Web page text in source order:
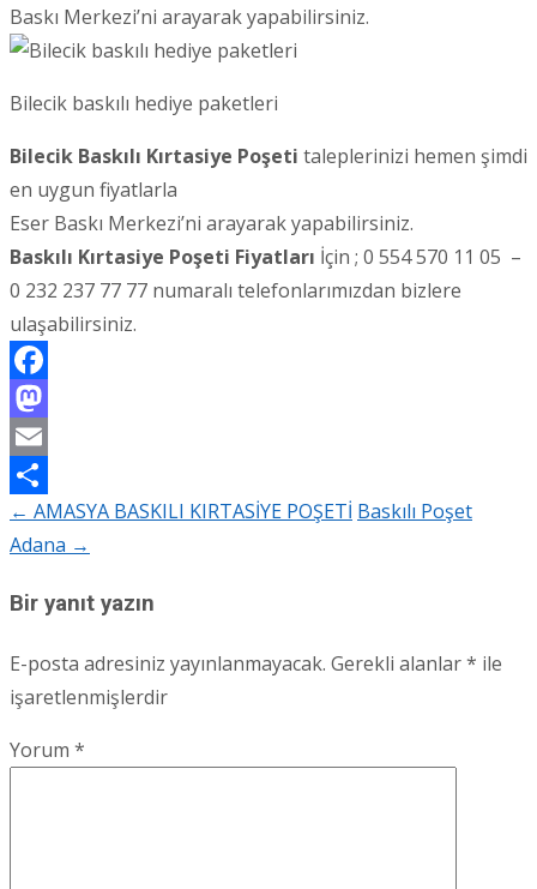
Baskı Merkezi’ni arayarak yapabilirsiniz.
Bilecik baskılı hediye paketleri
Bilecik Baskılı Kırtasiye Poşeti taleplerinizi hemen şimdi
en uygun fiyatlarla
Eser Baskı Merkezi’ni arayarak yapabilirsiniz.
Baskılı Kırtasiye Poşeti Fiyatları İçin ; 0 554 570 11 05 –
0 232 237 77 77 numaralı telefonlarımızdan bizlere
ulaşabilirsiniz.
Facebook
Mastodon
Email
Share
Post
← AMASYA BASKILI KIRTASİYE POŞETİ Baskılı Poşet
Adana →
Bir yanıt yazın
E-posta adresiniz yayınlanmayacak. Gerekli alanlar* ile
işaretlenmişlerdir
Yorum *